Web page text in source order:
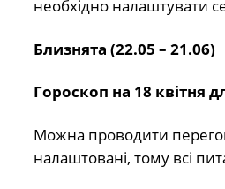
необхідно налаштувати
Близнята (22.05 – 21.06)
Гороскоп на 18 квітня
Можна проводити
налаштовані, тому всі